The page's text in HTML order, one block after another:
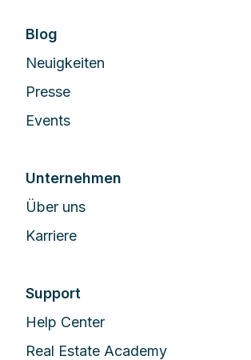
Blog
Neuigkeiten
Presse
Events
Unternehmen
Über uns
Karriere
Support
Help Center
Real Estate Academy